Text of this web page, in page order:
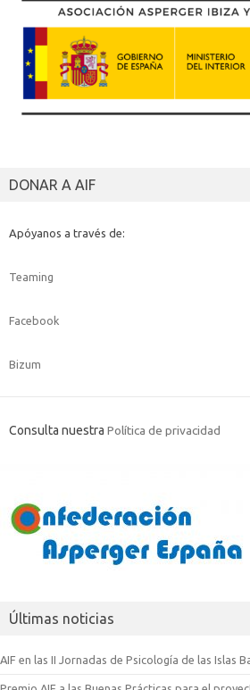
DONAR A AIF
Apóyanos a través de:
Teaming
Facebook
Bizum
Consulta nuestra Política de privacidad
Últimas noticias
AIF en las II Jornadas de Psicología de las Islas